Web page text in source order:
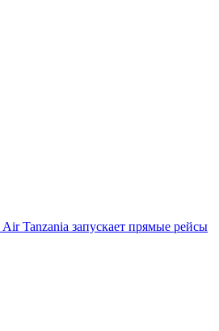
Tanzania запускает прямые рейсы